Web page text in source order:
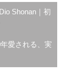
Shonan｜初
愛される、実